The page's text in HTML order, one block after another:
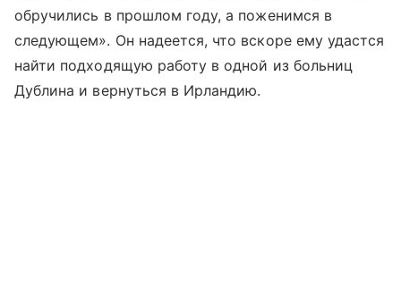
обручились в прошлом году, а поженимся в
следующем». Он надеется, что вскоре ему удастся
найти подходящую работу в одной из больниц
Дублина и вернуться в Ирландию.